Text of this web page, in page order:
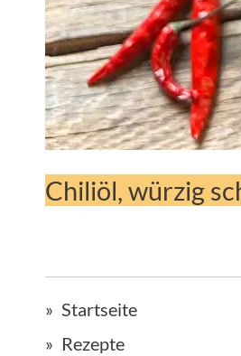
Chiliöl, würzig
Startseite
Rezepte